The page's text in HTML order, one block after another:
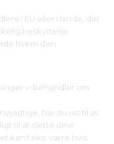
i EU eller i lande, der
beskyttelse.
hvem den
vi behandler om
har du ret til at
til at slette dine
kan f.eks. være hvis